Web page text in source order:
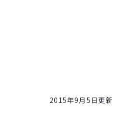
2015年9月5日更新